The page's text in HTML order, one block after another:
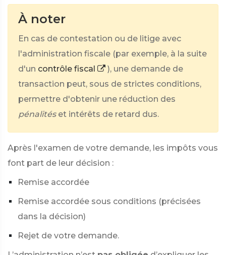
À noter
En cas de contestation ou de litige avec
l'administration fiscale (par exemple, à la suite
d'un contrôle fiscal
), une demande de
transaction peut, sous de strictes conditions,
permettre d'obtenir une réduction des
pénalités et intérêts de retard dus.
Après l'examen de votre demande, les impôts vous
font part de leur décision :
Remise accordée
Remise accordée sous conditions (précisées
dans la décision)
Rejet de votre demande.